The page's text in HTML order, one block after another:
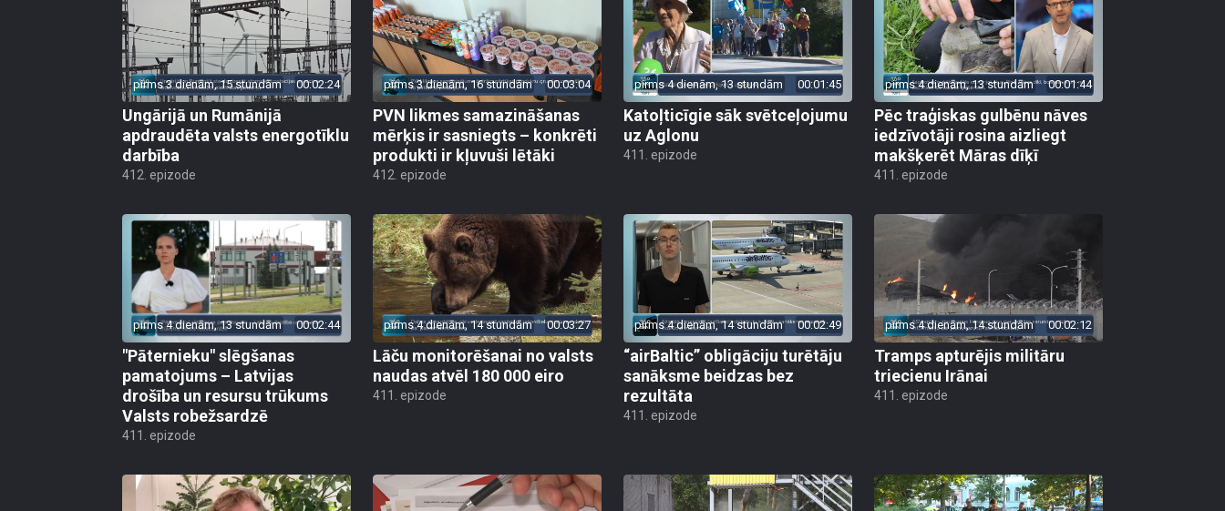
pirms 3 dienām, 15 stundām 00:02:24
Ungārijā un Rumānijā
apdraudēta valsts energotīklu
darbība
412. epizode
pirms 3 dienām, 16 stundām 00:03:04
PVN likmes samazināšanas
mērķis ir sasniegts – konkrēti
produkti ir kļuvuši lētāki
412. epizode
pirms 4 dienām, 13 stundām 00:01:45
Katoļticīgie sāk svētceļojumu
uz Aglonu
411. epizode
pirms 4 dienām, 13 stundām 00:01:44
Pēc traģiskas gulbēnu nāves
iedzīvotāji rosina aizliegt
makšķerēt Māras dīķī
411. epizode
pirms 4 dienām, 13 stundām 00:02:44
"Pāternieku" slēgšanas
pamatojums – Latvijas
drošība un resursu trūkums
Valsts robežsardzē
411. epizode
pirms 4 dienām, 14 stundām 00:03:27
Lāču monitorēšanai no valsts
naudas atvēl 180 000 eiro
411. epizode
pirms 4 dienām, 14 stundām 00:02:49
“airBaltic” obligāciju turētāju
sanāksme beidzas bez
rezultāta
411. epizode
pirms 4 dienām, 14 stundām 00:02:12
Tramps apturējis militāru
triecienu Irānai
411. epizode